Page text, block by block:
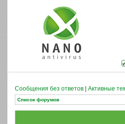
Сообщения без ответов Активные
Список форумов